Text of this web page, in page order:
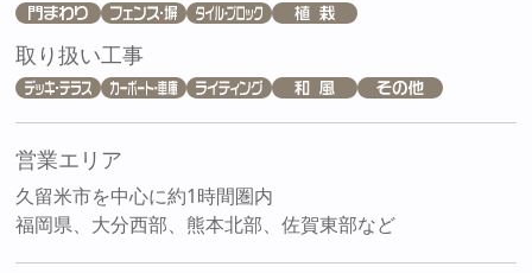
取り扱い工事
営業エリア
久留米市を中心に約1時間圏内
福岡県、大分西部、熊本北部、佐賀東部など